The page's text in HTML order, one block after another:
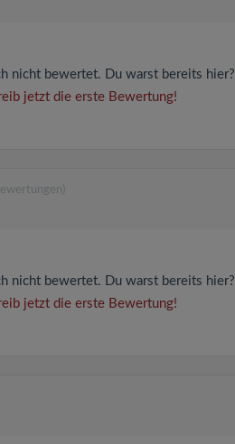
nicht bewertet. Du warst bereits hier?
jetzt die erste Bewertung!
nicht bewertet. Du warst bereits hier?
jetzt die erste Bewertung!